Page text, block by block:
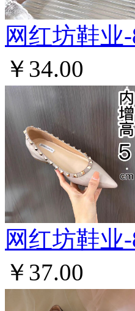
网红坊鞋业
￥34.00
网红坊鞋业
￥37.00